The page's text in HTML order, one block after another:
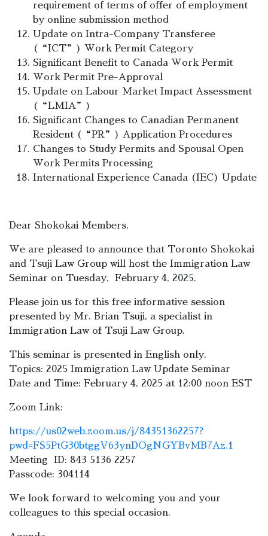
requirement of terms of offer of employment
by online submission method
Update on Intra-Company Transferee
(“ICT”) Work Permit Category
Significant Benefit to Canada Work Permit
Work Permit Pre-Approval
Update on Labour Market Impact Assessment
(“LMIA”)
Significant Changes to Canadian Permanent
Resident (“PR”) Application Procedures
Changes to Study Permits and Spousal Open
Work Permits Processing
International Experience Canada (IEC) Update
Dear Shokokai Members,
We are pleased to announce that Toronto Shokokai
and Tsuji Law Group will host the Immigration Law
Seminar on Tuesday, February 4, 2025.
Please join us for this free informative session
presented by Mr. Brian Tsuji, a specialist in
Immigration Law of Tsuji Law Group.
This seminar is presented in English only.
Topics: 2025 Immigration Law Update Seminar
Date and Time: February 4, 2025 at 12:00 noon EST
Zoom Link:
https://us02web.zoom.us/j/84351362257?
pwd=FS5PtG30btggV63ynDOgNGYBvMB7Az.1
Meeting ID: 843 5136 2257
Passcode: 304114
We look forward to welcoming you and your
colleagues to this special occasion.